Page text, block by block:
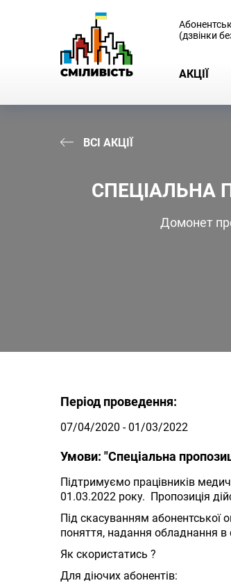
(дзвінки
АКЦІЇ
ВСІ АКЦІЇ
СПЕЦІАЛЬНА
Домонет
Період проведення:
07/04/2020 - 01/03/2022
Умови: "Спеціальна
Підтримуємо працівників
01.03.2022 року. Пропозиція
Під скасуванням абонентської
поняття, надання обладнання в
Як скористатись ?
Для діючих абонентів: